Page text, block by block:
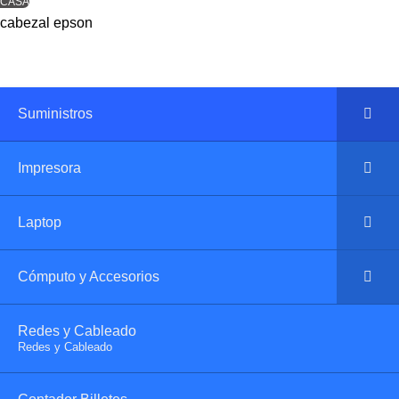
Suministros
Impresora
Laptop
Cómputo y Accesorios
Redes y Cableado
–
Redes y Cableado
cabezal epson